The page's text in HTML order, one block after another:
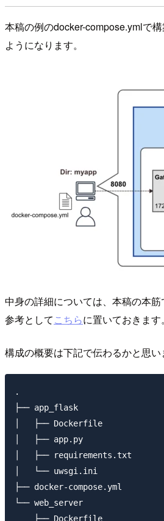
本稿の例のdocker-compose.ymlで
ようになります。
中身の詳細については、本稿の本
参考としてこちらに置いておきます。
構成の概要は下記で伝わるかと思い
.
├── app_flask
│   ├── Dockerfile
│   ├── app.py
│   ├── requirements.txt
│   └── uwsgi.ini
├── docker-compose.yml
└── web_server
    ├── Dockerfile